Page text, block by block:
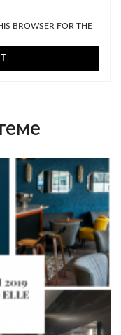
BROWSER FOR THE